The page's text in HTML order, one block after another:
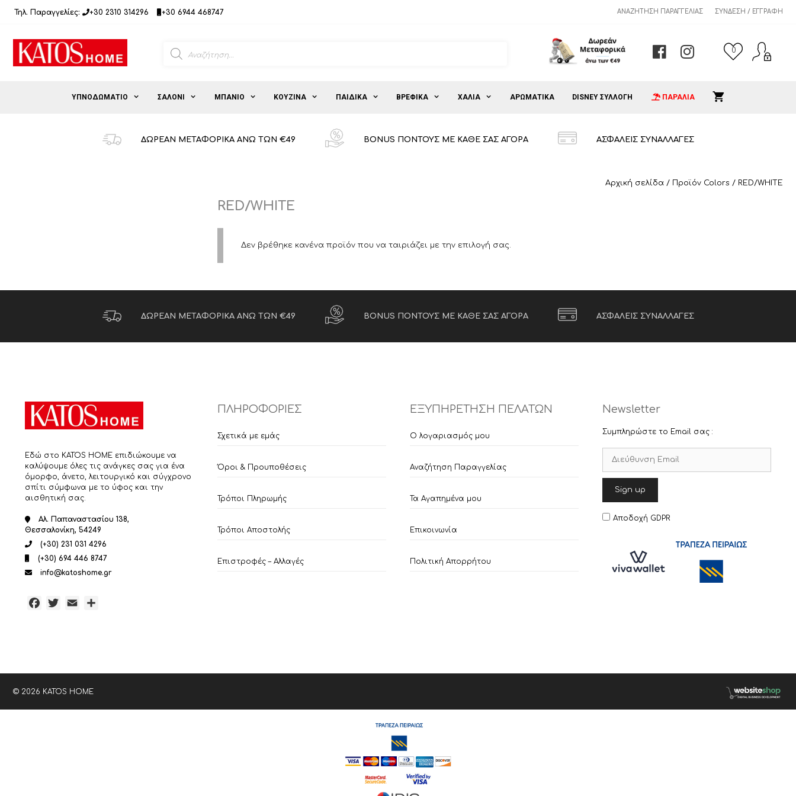
Τηλ. Παραγγελίες: +30 2310 314296 +30 6944 468747 ΑΝΑΖΉΤΗΣΗ ΠΑΡΑΓΓΕΛΊΑΣ ΣΎΝΔΕΣΗ / ΕΓΓΡΑΦΉ
search
0
ΥΠΝΟΔΩΜΑΤΙΟ ΣΑΛΟΝΙ ΜΠΑΝΙΟ ΚΟΥΖΙΝΑ ΠΑΙΔΙΚΑ ΒΡΕΦΙΚΑ ΧΑΛΙΑ ΑΡΩΜΑΤΙΚΑ DISNEY ΣΥΛΛΟΓΗ ΠΑΡΑΛΙΑ
ΔΩΡΕΑΝ ΜΕΤΑΦΟΡΙΚΑ ΑΝΩ ΤΩΝ €49 BONUS ΠΟΝΤΟΥΣ ΜΕ ΚΑΘΕ ΣΑΣ ΑΓΟΡΑ ΑΣΦΑΛΕΙΣ ΣΥΝΑΛΛΑΓΕΣ
Αρχική σελίδα / Προϊόν Colors / RED/WHITE
RED/WHITE
Δεν βρέθηκε κανένα προϊόν που να ταιριάζει με την επιλογή σας.
ΔΩΡΕΑΝ ΜΕΤΑΦΟΡΙΚΑ ΑΝΩ ΤΩΝ €49 BONUS ΠΟΝΤΟΥΣ ΜΕ ΚΑΘΕ ΣΑΣ ΑΓΟΡΑ ΑΣΦΑΛΕΙΣ ΣΥΝΑΛΛΑΓΕΣ
Εδώ στο KATOS HOME επιδιώκουμε να
καλύψουμε όλες τις ανάγκες σας για ένα
όμορφο, άνετο, λειτουργικό και σύγχρονο
σπίτι σύμφωνα με το ύφος και την
αισθητική σας.
Αλ. Παπαναστασίου 138,
Θεσσαλονίκη, 54249
(+30) 231 031 4296
(+30) 694 446 8747
info@katoshome.gr
Facebook
TwitterEmail
ΠΛΗΡΟΦΟΡΙΕΣ
Σχετικά με εμάς
Όροι & Προυποθέσεις
Τρόποι Πληρωμής
Τρόποι Αποστολής
Επιστροφές – Αλλαγές
ΕΞΥΠΗΡΕΤΗΣΗ ΠΕΛΑΤΩΝ
Ο λογαριασμός μου
Αναζήτηση Παραγγελίας
Τα Αγαπημένα μου
Επικοινωνία
Πολιτική Απορρήτου
Newsletter
Συμπληρώστε το Email σας :
Αποδοχή GDPR
© 2026 KATOS HOME